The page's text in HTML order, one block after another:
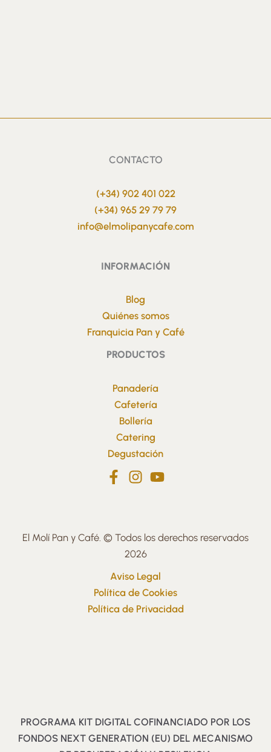
CONTACTO
(+34) 902 401 022
(+34) 965 29 79 79
info@elmolipanycafe.com
INFORMACIÓN
Blog
Quiénes somos
Franquicia Pan y Café
PRODUCTOS
Panadería
Cafetería
Bollería
Catering
Degustación
El Molí Pan y Café. © Todos los derechos reservados
2026
Aviso Legal
Política de Cookies
Política de Privacidad
PROGRAMA KIT DIGITAL COFINANCIADO POR LOS
FONDOS NEXT GENERATION (EU) DEL MECANISMO